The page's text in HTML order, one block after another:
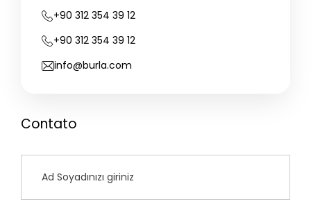
+90 312 354 39 12
+90 312 354 39 12
info@burla.com
Contato